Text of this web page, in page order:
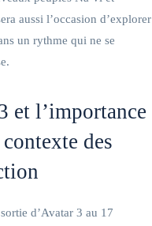
aussi l’occasion d’explorer
un rythme qui ne se
et l’importance
des
d’Avatar 3 au 17